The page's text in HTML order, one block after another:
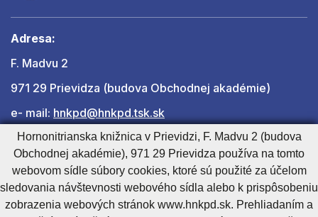
Adresa:
F. Madvu 2
971 29 Prievidza (budova Obchodnej akadémie)
e- mail: hnkpd@hnkpd.tsk.sk
Ďalšie kontakty
Cookies nastavenieCookies - viac informáciíVyhlásenie o prístupnosti
Hornonitrianska knižnica v Prievidzi, F. Madvu 2 (budova
Obchodnej akadémie), 971 29 Prievidza používa na tomto
webovom sídle súbory cookies, ktoré sú použité za účelom
sledovania návštevnosti webového sídla alebo k prispôsobeniu
zobrazenia webových stránok www.hnkpd.sk. Prehliadaním a